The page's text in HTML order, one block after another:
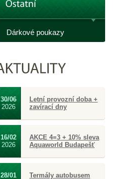
Dárkové poukazy
30/06
2026
Letní provozní doba +
zavírací dny
16/02
2026
AKCE 4=3 + 10% sleva
Aquaworld Budapešť
28/01 Termály autobusem